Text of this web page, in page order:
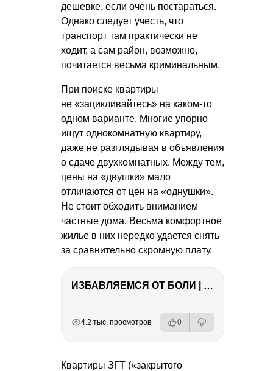
дешевке, если очень постараться.
Однако следует учесть, что
транспорт там практически не
ходит, а сам район, возможно,
почитается весьма криминальным.
При поиске квартиры
не «зацикливайтесь» на каком-то
одном варианте. Многие упорно
ищут однокомнатную квартиру,
даже не разглядывая в объявления
о сдаче двухкомнатных. Между тем,
цены на «двушки» мало
отличаются от цен на «однушки».
Не стоит обходить вниманием
частные дома. Весьма комфортное
жилье в них нередко удается снять
за сравнительно скромную плату.
ИЗБАВЛЯЕМСЯ ОТ БОЛИ | Важность режима и питания
4.2 тыс. просмотров 0
Квартиры ЗГТ («закрытого